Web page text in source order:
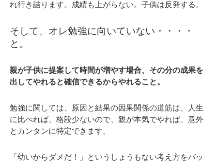
れ行き詰ります。成績も上がらない。子供は反発する。
そして、オレ勉強に向いていない・・・・
と。
親が子供に提案して時間が増やす場合、その分の成果を
出してやれると確信できるからやれること。
勉強に関しては、原因と結果の因果関係の道筋は、人生
に比べれば、格段少ないので、親が本気でやれば、意外
とカンタンに特定できます。
「幼いからダメだ！」というしょうもない考え方をバッ